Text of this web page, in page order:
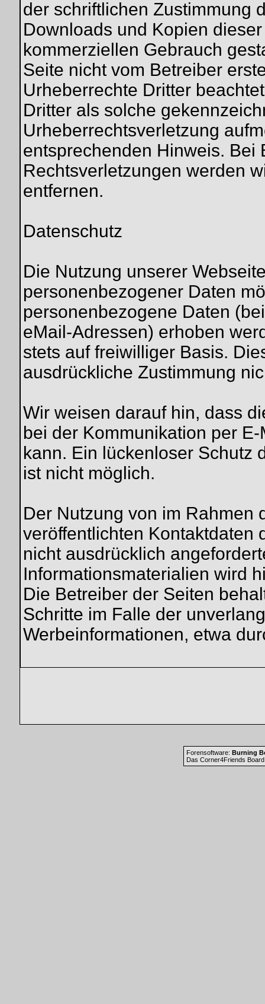
der schriftlichen Zustimmung
Downloads und Kopien
kommerziellen Gebrauch
Seite nicht vom Betreiber
Urheberrechte Dritter
Dritter als solche
Urheberrechtsverletzung
entsprechenden Hinweis. Bei
Rechtsverletzungen werden
entfernen.
Datenschutz
Die Nutzung unserer
personenbezogener Daten
personenbezogene Daten
eMail-Adressen) erhoben
stets auf freiwilliger Basis.
ausdrückliche Zustimmung
Wir weisen darauf hin, dass
bei der Kommunikation per
kann. Ein lückenloser Schutz
ist nicht möglich.
Der Nutzung von im Rahmen
veröffentlichten Kontaktdaten
nicht ausdrücklich
Informationsmaterialien wird
Die Betreiber der Seiten
Schritte im Falle der
Werbeinformationen, etwa
Forensoftware: Burning
Das Corner4Friends